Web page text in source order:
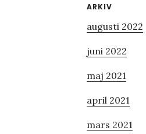
Primärt
sidofält
ARKIV
augusti 2022
juni 2022
maj 2021
april 2021
mars 2021